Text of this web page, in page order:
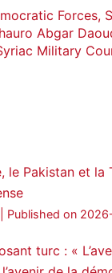
Forces,
Abgar
Military
ܟܫܝܪܘܬܐ
kurdes de
@medyanews_ ·
Imrali
on Abdullah
le Pakistan et la
Published on
turc : «